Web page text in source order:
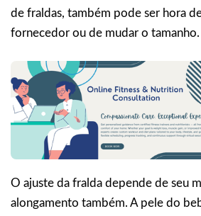
de fraldas, também pode ser hora
fornecedor ou de mudar o tamanho.
O ajuste da fralda depende de seu
alongamento também. A pele do